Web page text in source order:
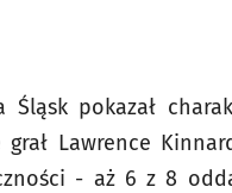
pokazał
Lawrence
- aż 6 z 8